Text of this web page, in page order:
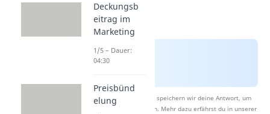
Nach Beantwortung speichern wir deine Antwort, um
Studyflix zu verbessern. Mehr dazu erfährst du in unserer
Deckungsb
eitrag im
Marketing
1/5 – Dauer:
04:30
Preisbünd
elung